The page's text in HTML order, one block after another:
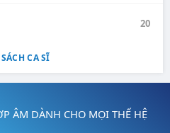
20
CA SĨ
ÂM DÀNH CHO MỌI THẾ HỆ